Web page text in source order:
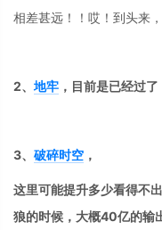
相差甚远！！哎！到头来，
2、 地牢 ，目前是已经过
3、 破碎时空 ，
这里可能提升多少看得不
狼的时候，大概40亿的输